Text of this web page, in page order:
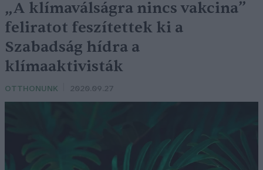
„A klímaválságra nincs vakcina”
feliratot feszítettek ki a
Szabadság hídra a
klímaaktivisták
OTTHONUNK 2020.09.27